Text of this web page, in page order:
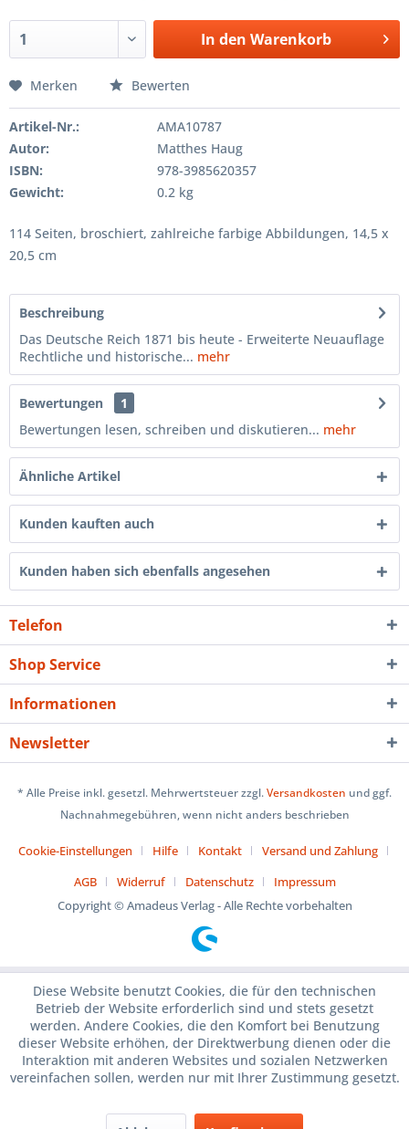
In den Warenkorb
Merken Bewerten
Artikel-Nr.:
AMA10787
Autor:
Matthes Haug
ISBN:
978-3985620357
Gewicht:
0.2 kg
114 Seiten, broschiert, zahlreiche farbige Abbildungen, 14,5 x
20,5 cm
Beschreibung
Das Deutsche Reich 1871 bis heute - Erweiterte Neuauflage
Rechtliche und historische... mehr
Bewertungen
1
Bewertungen lesen, schreiben und diskutieren... mehr
Ähnliche Artikel
Kunden kauften auch
Kunden haben sich ebenfalls angesehen
Telefon
Shop Service
Informationen
Newsletter
* Alle Preise inkl. gesetzl. Mehrwertsteuer zzgl.Versandkosten und ggf.
Nachnahmegebühren, wenn nicht anders beschrieben
Cookie-Einstellungen Hilfe Kontakt
Versand und Zahlung
AGB
Widerruf Datenschutz
Impressum
Copyright © Amadeus Verlag - Alle Rechte vorbehalten
Diese Website benutzt Cookies, die für den technischen
Betrieb der Website erforderlich sind und stets gesetzt
werden. Andere Cookies, die den Komfort bei Benutzung
dieser Website erhöhen, der Direktwerbung dienen oder die
Interaktion mit anderen Websites und sozialen Netzwerken
vereinfachen sollen, werden nur mit Ihrer Zustimmung gesetzt.